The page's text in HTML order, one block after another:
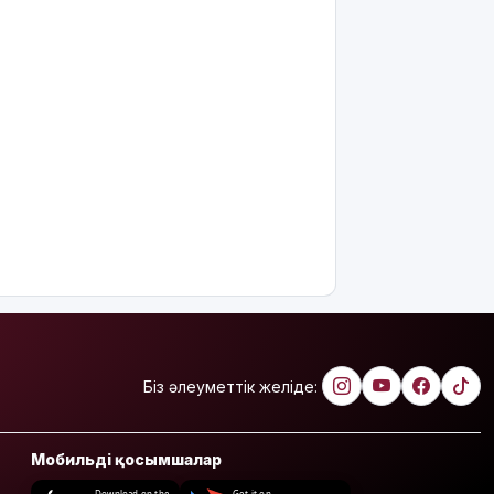
Біз әлеуметтік желіде:
Мобильді қосымшалар